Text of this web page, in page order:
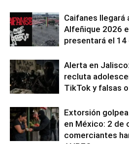
Caifanes llegará
Alfeñique 2026
presentará el
Alerta en
recluta
TikTok y falsas
Extorsión
en México: 2 de
comerciantes